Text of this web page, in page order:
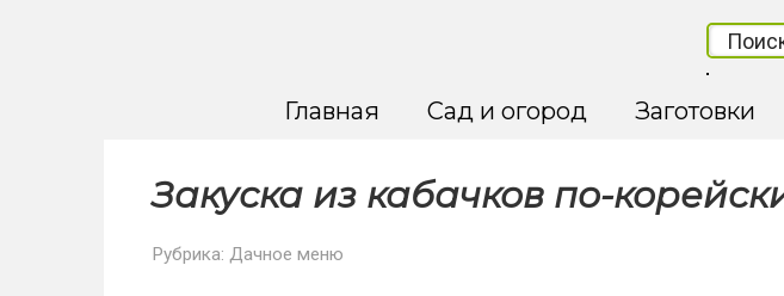
Главная Сад и огород Заготовки
Закуска из кабачков по-
Рубрика: Дачное меню